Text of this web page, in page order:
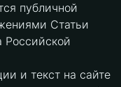
публичной
Статьи
Российской
и текст на сайте